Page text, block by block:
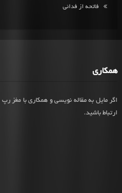
فاتحه از فدائی
همکاری
اگر مایل به مقاله نویسی و همکاری با مغز رپ
ارتباط باشید.